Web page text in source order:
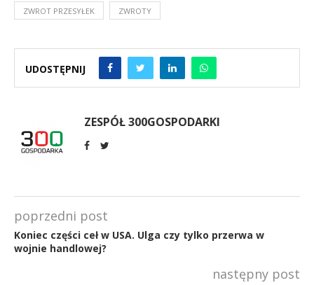
ZWROT PRZESYŁEK ZWROTY
UDOSTĘPNIJ
ZESPÓŁ 300GOSPODARKI
poprzedni post
Koniec części ceł w USA. Ulga czy tylko przerwa w
wojnie handlowej?
następny post